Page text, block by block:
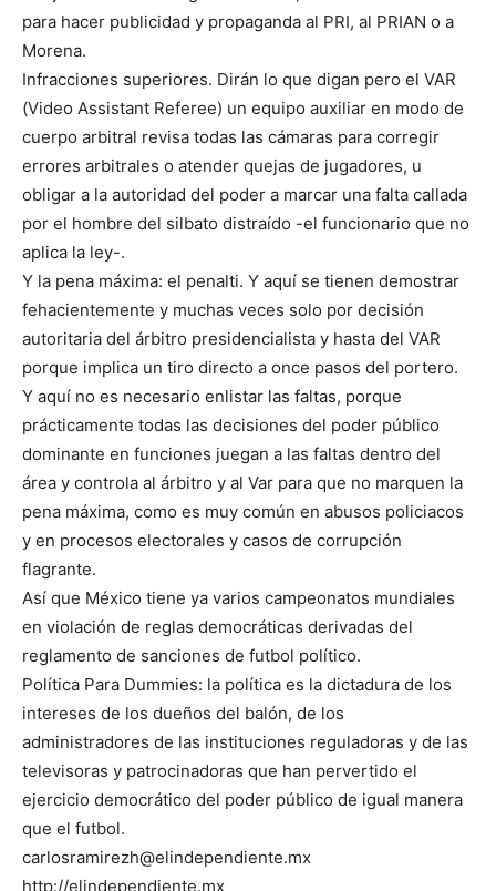
para hacer publicidad y propaganda al PRI, al PRIAN o a
Morena.
Infracciones superiores. Dirán lo que digan pero el VAR
(Video Assistant Referee) un equipo auxiliar en modo de
cuerpo arbitral revisa todas las cámaras para corregir
errores arbitrales o atender quejas de jugadores, u
obligar a la autoridad del poder a marcar una falta callada
por el hombre del silbato distraído -el funcionario que no
aplica la ley-.
Y la pena máxima: el penalti. Y aquí se tienen demostrar
fehacientemente y muchas veces solo por decisión
autoritaria del árbitro presidencialista y hasta del VAR
porque implica un tiro directo a once pasos del portero.
Y aquí no es necesario enlistar las faltas, porque
prácticamente todas las decisiones del poder público
dominante en funciones juegan a las faltas dentro del
área y controla al árbitro y al Var para que no marquen la
pena máxima, como es muy común en abusos policiacos
y en procesos electorales y casos de corrupción
flagrante.
Así que México tiene ya varios campeonatos mundiales
en violación de reglas democráticas derivadas del
reglamento de sanciones de futbol político.
Política Para Dummies: la política es la dictadura de los
intereses de los dueños del balón, de los
administradores de las instituciones reguladoras y de las
televisoras y patrocinadoras que han pervertido el
ejercicio democrático del poder público de igual manera
que el futbol.
carlosramirezh@elindependiente.mx
http://elindependiente.mx